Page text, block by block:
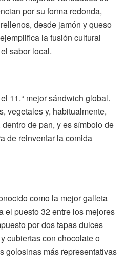
por su forma redonda,
desde jamón y queso
la fusión cultural
sabor local.
11.° mejor sándwich global.
vegetales y, habitualmente,
de pan, y es símbolo de
de reinventar la comida
como la mejor galleta
el puesto 32 entre los mejores
por dos tapas dulces
cubiertas con chocolate o
golosinas más representativas